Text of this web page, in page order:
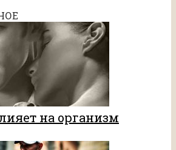
на организм